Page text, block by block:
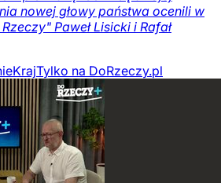
nowej głowy państwa ocenili w
Paweł Lisicki i Rafał
KrajTylko na DoRzeczy.pl